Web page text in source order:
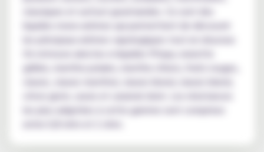
classiques et surtout gourmandes. Ce sont des
liquides mono-arômes qui permettent de découvrir
les principaux arômes vapologiques tout en douceur.
On retrouve ainsi les e-liquides Pitaya, noisette
grillée, menthe polaire, menthe chloro, fruits rouges,
citron givré, cassis et caramel doré. Les résistances
les plus adaptées à cette gamme sont comprises